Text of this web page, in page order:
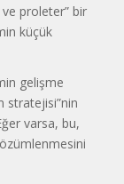
ve proleter” bir
küçük
gelişme
stratejisi”nin
varsa, bu,